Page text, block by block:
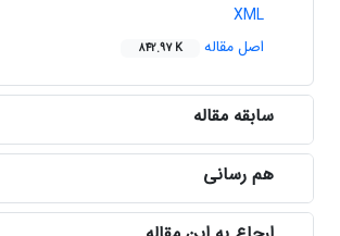
XML
اصل مقاله
842.97 K
سابقه مقاله
هم رسانی